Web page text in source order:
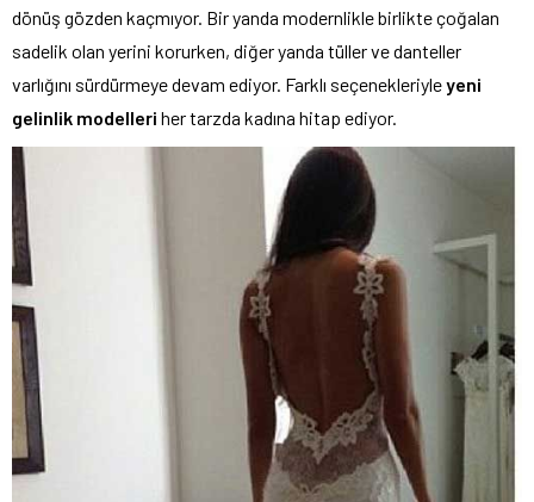
dönüş gözden kaçmıyor. Bir yanda modernlikle birlikte çoğalan
sadelik olan yerini korurken, diğer yanda tüller ve danteller
varlığını sürdürmeye devam ediyor. Farklı seçenekleriyleyeni
gelinlik modelleri her tarzda kadına hitap ediyor.